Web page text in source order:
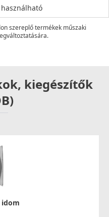
szereplő termékek műszaki
kiegészítők
idom